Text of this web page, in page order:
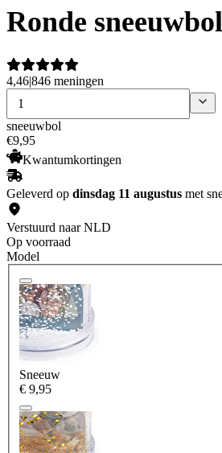
Ronde
4,46|846 meningen
sneeuwbol
€9,95
Kwantumkortingen
Geleverd op dinsdag 11 augustus met
Verstuurd naar NLD
Op voorraad
Model
Sneeuw
€ 9,95